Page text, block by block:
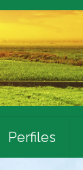
Perfiles